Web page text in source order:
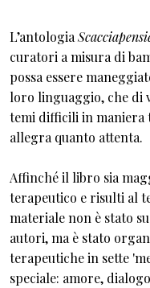
L’antologia
curatori a misura di
possa essere
loro linguaggio, che di
temi difficili in maniera
allegra quanto attenta.
Affinché il libro sia
terapeutico e risulti al
materiale non è stato
autori, ma è stato
terapeutiche in sette
speciale: amore,